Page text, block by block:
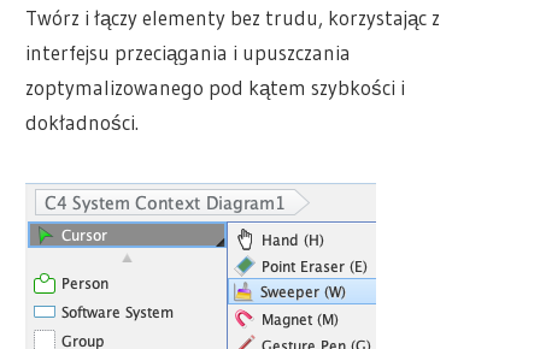
Twórz i łączy elementy bez trudu, korzystając z
interfejsu przeciągania i upuszczania
zoptymalizowanego pod kątem szybkości i
dokładności.